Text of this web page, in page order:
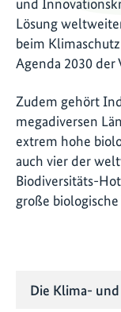
und
Lösung
beim
Agenda 2030
Zudem gehört
megadiversen
extrem hohe
auch vier der
Biodiversitäts-
große
Die Klima-